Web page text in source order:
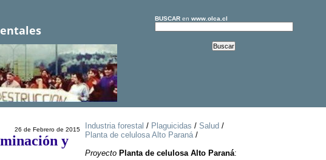
BUSCARen www.olca.cl
26 de Febrero de 2015
y
Industria forestal / Plaguicidas / Salud /
Planta de celulosa Alto Paraná/
Proyecto Planta de celulosa Alto Paraná: